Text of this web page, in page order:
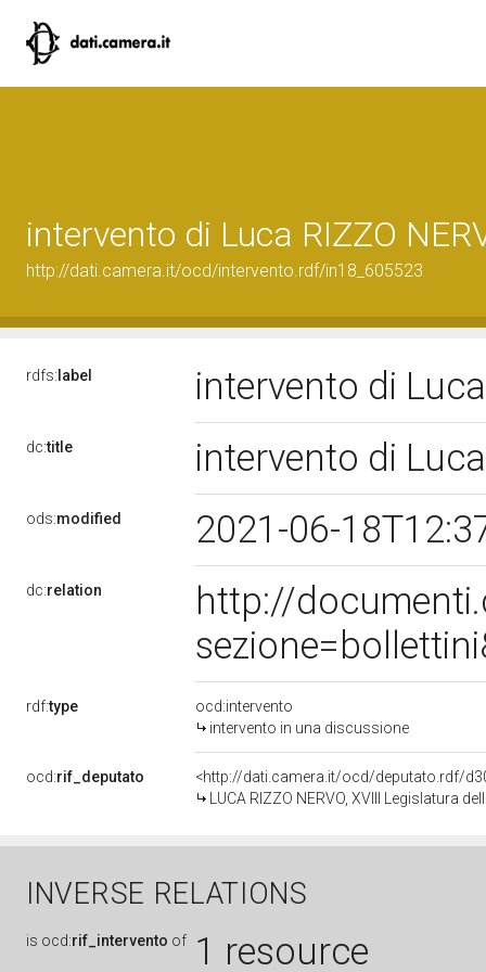
intervento di Luca RIZZO
http://dati.camera.it/ocd/intervento.rdf/in18_605523
rdfs: label intervento di
dc:title intervento di
ods:modified 2021-06-
dc:relation
http://
rdf:type
ocd:intervento
intervento in una discussione
ocd:rif_deputato
<http://dati.camera.it/ocd/deputato.rdf/
LUCA RIZZO NERVO, XVIII Legislatura
INVERSE RELATIONS
is ocd:rif_intervento of 1 resource